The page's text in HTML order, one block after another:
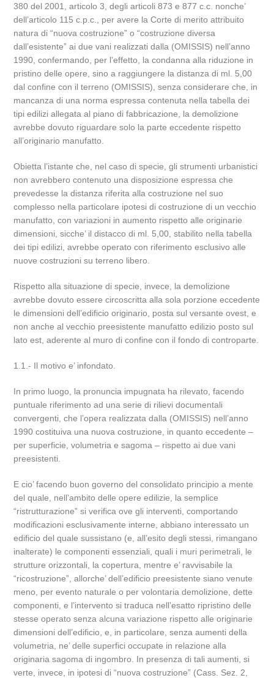
380 del 2001, articolo 3, degli articoli 873 e 877 c.c. nonche’
dell’articolo 115 c.p.c., per avere la Corte di merito attribuito
natura di “nuova costruzione” o “costruzione diversa
dall’esistente” ai due vani realizzati dalla (OMISSIS) nell’anno
1990, confermando, per l’effetto, la condanna alla riduzione in
pristino delle opere, sino a raggiungere la distanza di ml. 5,00
dal confine con il terreno (OMISSIS), senza considerare che, in
mancanza di una norma espressa contenuta nella tabella dei
tipi edilizi allegata al piano di fabbricazione, la demolizione
avrebbe dovuto riguardare solo la parte eccedente rispetto
all’originario manufatto.
Obietta l’istante che, nel caso di specie, gli strumenti urbanistici
non avrebbero contenuto una disposizione espressa che
prevedesse la distanza riferita alla costruzione nel suo
complesso nella particolare ipotesi di costruzione di un vecchio
manufatto, con variazioni in aumento rispetto alle originarie
dimensioni, sicche’ il distacco di ml. 5,00, stabilito nella tabella
dei tipi edilizi, avrebbe operato con riferimento esclusivo alle
nuove costruzioni su terreno libero.
Rispetto alla situazione di specie, invece, la demolizione
avrebbe dovuto essere circoscritta alla sola porzione eccedente
le dimensioni dell’edificio originario, posta sul versante ovest, e
non anche al vecchio preesistente manufatto edilizio posto sul
lato est, aderente al muro di confine con il fondo di controparte.
1.1.- Il motivo e’ infondato.
In primo luogo, la pronuncia impugnata ha rilevato, facendo
puntuale riferimento ad una serie di rilievi documentali
convergenti, che l’opera realizzata dalla (OMISSIS) nell’anno
1990 costituiva una nuova costruzione, in quanto eccedente –
per superficie, volumetria e sagoma – rispetto ai due vani
preesistenti.
E cio’ facendo buon governo del consolidato principio a mente
del quale, nell’ambito delle opere edilizie, la semplice
“ristrutturazione” si verifica ove gli interventi, comportando
modificazioni esclusivamente interne, abbiano interessato un
edificio del quale sussistano (e, all’esito degli stessi, rimangano
inalterate) le componenti essenziali, quali i muri perimetrali, le
strutture orizzontali, la copertura, mentre e’ ravvisabile la
“ricostruzione”, allorche’ dell’edificio preesistente siano venute
meno, per evento naturale o per volontaria demolizione, dette
componenti, e l’intervento si traduca nell’esatto ripristino delle
stesse operato senza alcuna variazione rispetto alle originarie
dimensioni dell’edificio, e, in particolare, senza aumenti della
volumetria, ne’ delle superfici occupate in relazione alla
originaria sagoma di ingombro. In presenza di tali aumenti, si
verte, invece, in ipotesi di “nuova costruzione” (Cass. Sez. 2,